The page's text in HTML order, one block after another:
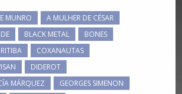
MUNRO
A MULHER DE CÉSAR
BLACK METAL
BONES
COXANAUTAS
DIDEROT
MÁRQUEZ
GEORGES SIMENON